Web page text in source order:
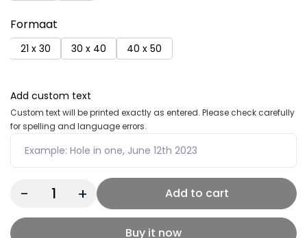
Formaat
21 x 30 30 x 40 40 x 50
Add custom text
Custom text will be printed exactly as entered. Please check carefully
for spelling and language errors.
Quantity: Add to cart
Buy it now